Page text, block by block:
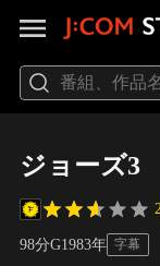
ジョーズ3
98分G1983年 字幕